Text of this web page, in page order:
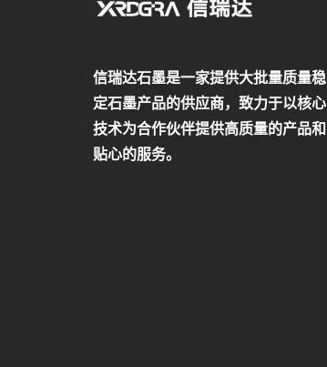
信瑞达石墨是一家提供大批量质量稳
定石墨产品的供应商，致力于以核心
技术为合作伙伴提供高质量的产品和
贴心的服务。